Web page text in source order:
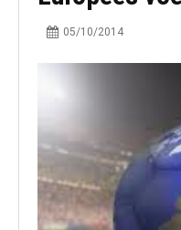
05/10/2014